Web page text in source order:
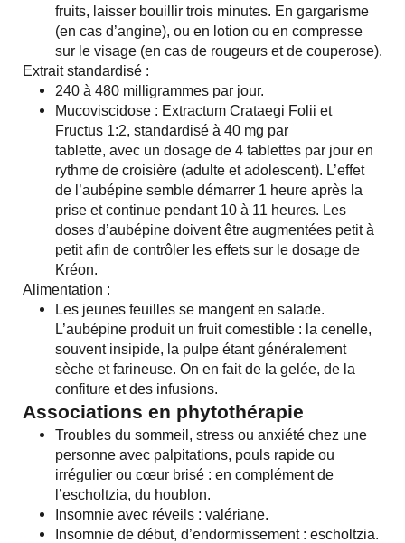
fruits, laisser bouillir trois minutes. En gargarisme
(en cas d’angine), ou en lotion ou en compresse
sur le visage (en cas de rougeurs et de couperose).
Extrait standardisé :
240 à 480 milligrammes par jour.
Mucoviscidose : Extractum Crataegi Folii et
Fructus 1:2, standardisé à 40 mg par
tablette, avec un dosage de 4 tablettes par jour en
rythme de croisière (adulte et adolescent). L’effet
de l’aubépine semble démarrer 1 heure après la
prise et continue pendant 10 à 11 heures. Les
doses d’aubépine doivent être augmentées petit à
petit afin de contrôler les effets sur le dosage de
Kréon.
Alimentation :
Les jeunes feuilles se mangent en salade.
L’aubépine produit un fruit comestible : la cenelle,
souvent insipide, la pulpe étant généralement
sèche et farineuse. On en fait de la gelée, de la
confiture et des infusions.
Associations en phytothérapie
Troubles du sommeil, stress ou anxiété chez une
personne avec palpitations, pouls rapide ou
irrégulier ou cœur brisé : en complément de
l’escholtzia, du houblon.
Insomnie avec réveils : valériane.
Insomnie de début, d’endormissement : escholtzia.